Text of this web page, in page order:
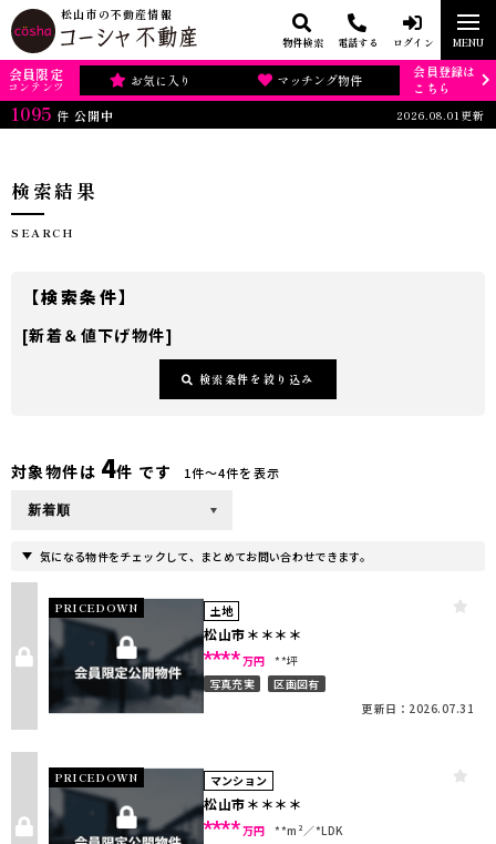
松山市の不動産情報
物件検索 電話する ログイン MENU
会員限定
コンテンツ お気に入り マッチング物件
会員登録は
こちら
1095 件 公開中 2026.08.01更新
検索結果
SEARCH
【検索条件】
[新着＆値下げ物件]
検索条件を絞り込み
対象物件は 4件 です 1件〜4件を表示
気になる物件をチェックして、まとめてお問い合わせできます。
PRICEDOWN 土地
松山市＊＊＊＊
****万円
**坪
写真充実
区画図有
更新日：2026.07.31
PRICEDOWN マンション
松山市＊＊＊＊
****万円 **m²
*LDK